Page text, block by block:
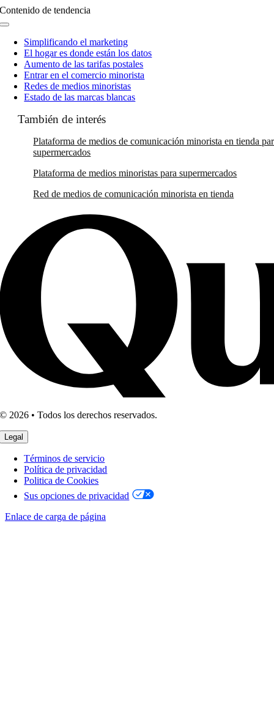
Contenido de tendencia
Navegación
palancaSimplificando el marketing
El hogar es donde están los datos
Aumento de las tarifas postales
Entrar en el comercio minorista
Redes de medios minoristas
Estado de las marcas blancas
También de interés
Plataforma de medios de comunicación minorista en tienda
supermercados
Plataforma de medios minoristas para supermercados
Red de medios de comunicación minorista en tienda
© 2026 • Todos los derechos reservados.
Legal
Términos de servicio
Política de privacidad
Politica de Cookies
Sus opciones de privacidad
Enlace de carga de página